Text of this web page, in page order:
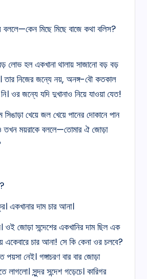
বললে—কেন মিছে মিছে বাজে কথা বলিস?
লোভ হল একখানা থালায় সাজানো বড় বড়
তার নিজের জন্যে নয়, অনঙ্গ-বৌ কতকাল
ওর জন্যে যদি দুখানাও নিয়ে যাওয়া যেত!
সিঙাড়া খেয়ে জল খেয়ে পানের দোকানে পান
তখন ময়রাকে বললে—তোমার ঐ জোড়া
একখানার দাম চার আনা।
ওই জোড়া সন্দেশের একখানির দাম ছিল এক
একেবারে চার আনা! সে কি কেনা ওর চলবে?
নেই। গঙ্গাচরণ বার বার জোড়া
লাগলো। সুন্দর সন্দেশ গড়েচে। কারিগর